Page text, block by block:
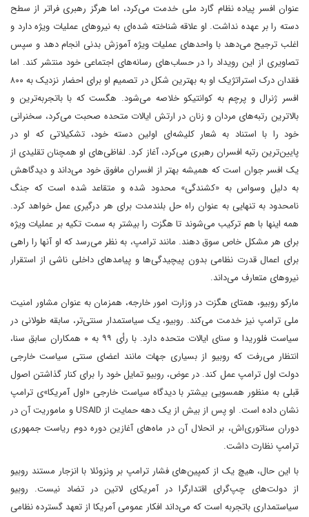
عنوان افسر پیاده نظام گارد ملی خدمت می‌کرد، اما هرگز رهبری فراتر از سطح
دسته را بر عهده نداشت. او علاقه شناخته شده‌ای به نیروهای عملیات ویژه دارد و
اغلب ترجیح می‌دهد با واحدهای عملیات ویژه آموزش بدنی انجام دهد و سپس
تصاویری از این رویداد را در حساب‌های رسانه‌های اجتماعی خود منتشر کند. اما
فقدان درک استراتژیک او به بهترین شکل در تصمیم او برای احضار نزدیک به ۸۰۰
افسر ژنرال و پرچم به کوانتیکو خلاصه می‌شود. هگست که با باتجربه‌ترین و
بالاترین رتبه‌های مردان و زنان در ارتش ایالات متحده صحبت می‌کرد، سخنرانی
خود را با استناد به شعار کلیشه‌ای اولین دسته خود، تشکیلاتی که او در
پایین‌ترین رتبه افسران رهبری می‌کرد، آغاز کرد. لفاظی‌های او همچنان تقلیدی از
یک افسر جوان است که همیشه بهتر از افسران مافوق خود می‌داند و دیدگاهش
به دلیل وسواس به «کشندگی» محدود شده و متقاعد شده است که جنگ
نامحدود به تنهایی به عنوان راه حل بلندمدت برای هر درگیری عمل خواهد کرد.
همه اینها با هم ترکیب می‌شوند تا هگزت را بیشتر به سمت تکیه بر عملیات ویژه
برای هر مشکل خاص سوق دهند. مانند ترامپ، به نظر می‌رسد که او آنها را راهی
برای اعمال قدرت نظامی بدون پیچیدگی‌ها و پیامدهای داخلی ناشی از استقرار
نیروهای متعارف می‌داند.
مارکو روبیو، همتای هگزت در وزارت امور خارجه، همزمان به عنوان مشاور امنیت
ملی ترامپ نیز خدمت می‌کند. روبیو، یک سیاستمدار سنتی‌تر، سابقه طولانی در
سیاست فلوریدا و سنای ایالات متحده دارد. با رأی ۹۹ به ۰ همکاران سابق سنا،
انتظار می‌رفت که روبیو از بسیاری جهات مانند اعضای سنتی سیاست خارجی
دولت اول ترامپ عمل کند. در عوض، روبیو تمایل خود را برای کنار گذاشتن اصول
قبلی به منظور همسویی بیشتر با دیدگاه سیاست خارجی «اول آمریکا»ی ترامپ
نشان داده است. او پس از بیش از یک دهه حمایت از USAID و ماموریت آن در
دوران سناتوری‌اش، بر انحلال آن در ماه‌های آغازین دوره دوم ریاست جمهوری
ترامپ نظارت داشت.
با این حال، هیچ یک از کمپین‌های فشار ترامپ بر ونزوئلا با انزجار مستند روبیو
از دولت‌های چپ‌گرای اقتدارگرا در آمریکای لاتین در تضاد نیست. روبیو
سیاستمداری باتجربه است که می‌داند افکار عمومی آمریکا از تعهد گسترده نظامی